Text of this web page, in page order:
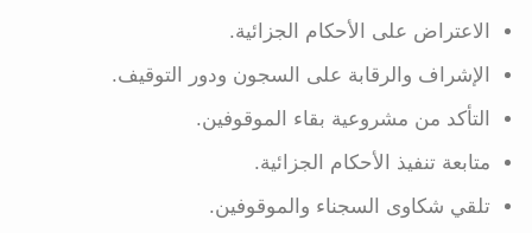
الاعتراض على الأحكام الجزائية.
الإشراف والرقابة على السجون ودور التوقيف.
التأكد من مشروعية بقاء الموقوفين.
متابعة تنفيذ الأحكام الجزائية.
تلقي شكاوى السجناء والموقوفين.